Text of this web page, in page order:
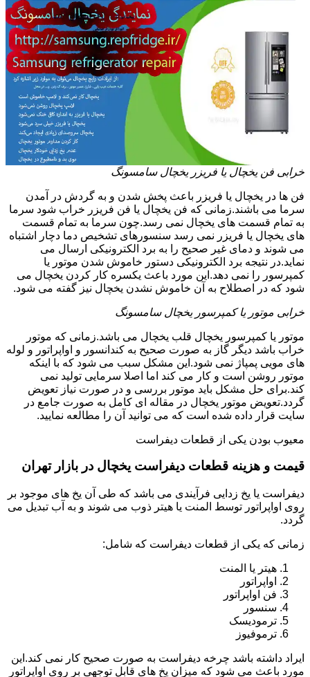
خرابی فن یخچال یا فریزر یخچال سامسونگ
فن ها در یخچال یا فریزر باعث پخش شدن و به گردش در آمدن
سرما می باشند.زمانی که فن یخچال یا فن فریزر خراب شود سرما
به تمام قسمت های یخچال نمی رسد.چون سرما به تمام قسمت
های یخچال یا فریزر نمی رسد سنسورهای تشخیص دما دچار اشتباه
می شوند و دمای غیر صحیح را به برد الکترونیکی ارسال می
نماید.در نتیجه برد الکترونیکی دستور خاموش شدن موتور یا
کمپرسور را نمی دهد.این مورد باعث یکسره کار کردن یخچال می
شود که در اصطلاح به آن خاموش نشدن یخچال نیز گفته می شود.
خرابی موتور یا کمپرسور یخچال سامسونگ
موتور یا کمپرسور یخچال قلب یخچال می باشد.زمانی که موتور
خراب باشد دیگر گاز به صورت صحیح به کندانسور و اواپراتور و لوله
های مویی پمپاژ نمی شود.این مشکل سبب می شود که با اینکه
موتور روشن است و کار می کند اما اصلا سرمایی تولید نمی
کند.برای حل مشکل باید موتور بررسی و در صورت نیاز تعویض
گردد.تعویض موتور یخچال در مقاله ای کامل به صورت جامع در
سایت قرار داده شده است که می توانید آن را مطالعه نمایید.
معیوب بودن یکی از قطعات دیفراست
قیمت و هزینه قطعات دیفراست یخچال در بازار تهران
دیفراست یا یخ زدایی فرآیندی می باشد که طی آن یخ های موجود بر
روی اواپراتور توسط المنت یا هیتر ذوب می شوند و به آب تبدیل می
گردد.
زمانی که یکی از قطعات دیفراست که شامل:
هیتر یا المنت
اواپراتور
فن اواپراتور
سنسور
ترمودیسک
ترموفیوز
ایراد داشته باشد چرخه دیفراست به صورت صحیح کار نمی کند.این
مورد باعث می شود که میزان یخ های قابل توجهی بر روی اواپراتور